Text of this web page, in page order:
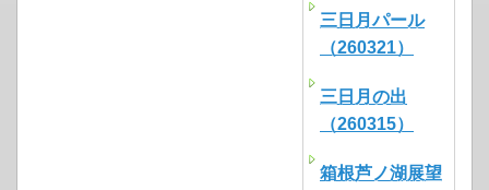
三日月パール
（260321）
三日月の出
（260315）
箱根芦ノ湖展望